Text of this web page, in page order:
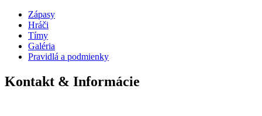
Zápasy
Hráči
Tímy
Galéria
Pravidlá a podmienky
Kontakt & Informácie